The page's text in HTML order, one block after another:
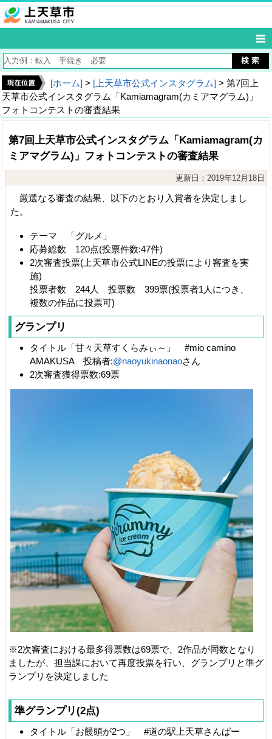
[ホーム] > [上天草市公式インスタグラム] > 第7回上
天草市公式インスタグラム「Kamiamagram(カミアマグラム)」
フォトコンテストの審査結果
第7回上天草市公式インスタグラム「Kamiamagram(カ
ミアマグラム)」フォトコンテストの審査結果
更新日：2019年12月18日
厳選なる審査の結果、以下のとおり入賞者を決定しまし
た。
テーマ 「グルメ」
応募総数 120点(投票件数:47件)
2次審査投票(上天草市公式LINEの投票により審査を実
施)
投票者数 244人 投票数 399票(投票者1人につき、
複数の作品に投票可)
グランプリ
タイトル「甘々天草すくらみぃ～」 #mio camino
AMAKUSA 投稿者:@naoyukinaonaoさん
2次審査獲得票数:69票
※2次審査における最多得票数は69票で、2作品が同数となり
ましたが、担当課において再度投票を行い、グランプリと準グ
ランプリを決定しました
準グランプリ(2点)
タイトル「お饅頭が2つ」 #道の駅上天草さんぱー